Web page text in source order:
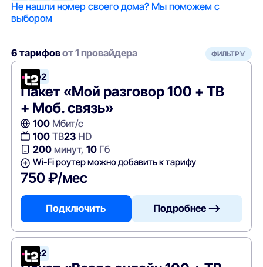
Не нашли номер своего дома? Мы поможем с
выбором
6 тарифовот 1 провайдера ФИЛЬТР
Tele2
Пакет «Мой разговор 100 + ТВ
+ Моб. связь»
100Мбит/с
100ТВ23HD
200минут, 10Гб
Wi-Fi роутер можно добавить к тарифу
750 ₽/мес
Подключить Подробнее —>
Tele2